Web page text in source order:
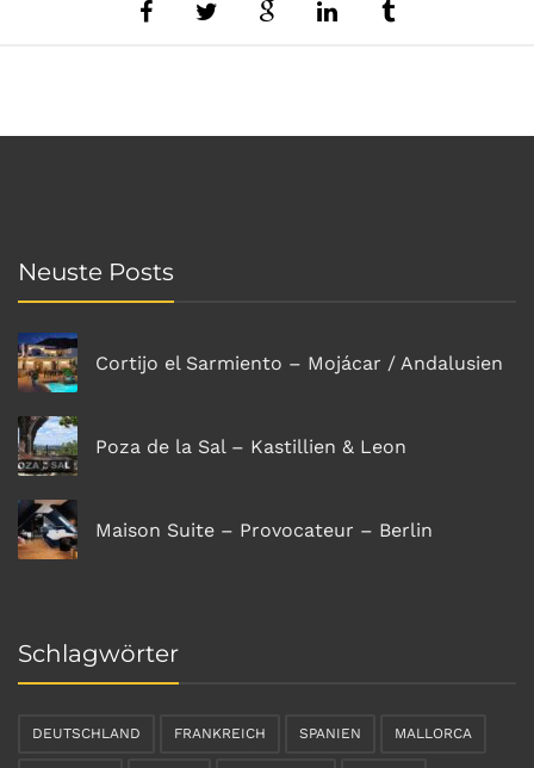
Neuste Posts
Cortijo el Sarmiento – Mojácar / Andalusien
Poza de la Sal – Kastillien & Leon
Maison Suite – Provocateur – Berlin
Schlagwörter
DEUTSCHLAND FRANKREICH SPANIEN MALLORCA